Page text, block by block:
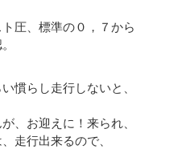
圧、標準の０，７から
慣らし走行しないと、
、お迎えに！来られ、
走行出来るので、